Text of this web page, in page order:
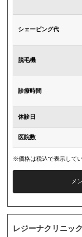
シェービング代
脱毛機
診療時間
休診日
医院数
※価格は税込で表示してい
メ
レジーナクリニッ